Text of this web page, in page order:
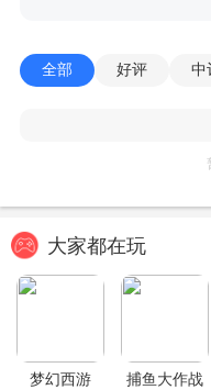
全部 好评 中
大家都在玩
梦幻西游 捕鱼大作战